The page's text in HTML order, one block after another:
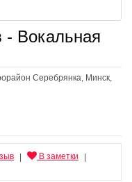
- Вокальная
Серебрянка, Минск,
В заметки